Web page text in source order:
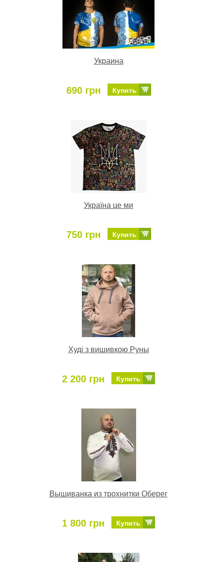
Украина
690 грн Купить
Україна це ми
750 грн Купить
Худі з вишивкою Руны
2 200 грн Купить
Вышиванка из трохнитки Оберег
1 800 грн Купить